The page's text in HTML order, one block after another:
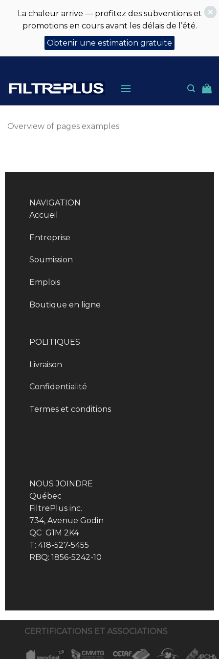
content
Overview of pages examples
NAVIGATION
Accueil
Entreprise
Soumission
Emplois
Boutique en ligne
POLITIQUES
Livraison
Confidentialité
Termes et conditions
NOUS JOINDRE
Québec
FiltrePlus inc.
734, Avenue Godin
QC G1M 2K4
T: 418-527-5455
RBQ: 1856-5242-10
CERTIFICATIONS ET ASSOCIATIONS
La chaleur arrive — profitez des subventions et
promotions en cours avant les délais de l’été.
Obtenir une estimation gratuite